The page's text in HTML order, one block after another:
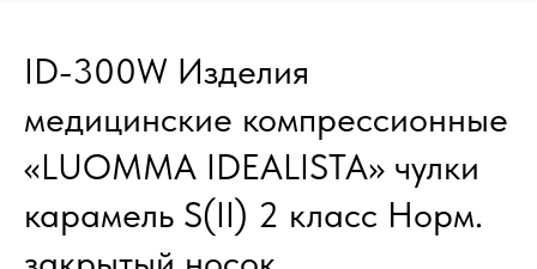
ID-300W Изделия
медицинские компрессионные
«LUOMMA IDEALISTA» чулки
карамель S(II) 2 класс Норм.